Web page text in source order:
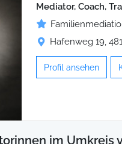
Mediator, Coach,
Hafenweg 19,
Profil ansehen
im Umkreis